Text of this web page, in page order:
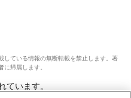
ている情報の無断転載を禁止します。著
帰属します。
ています。